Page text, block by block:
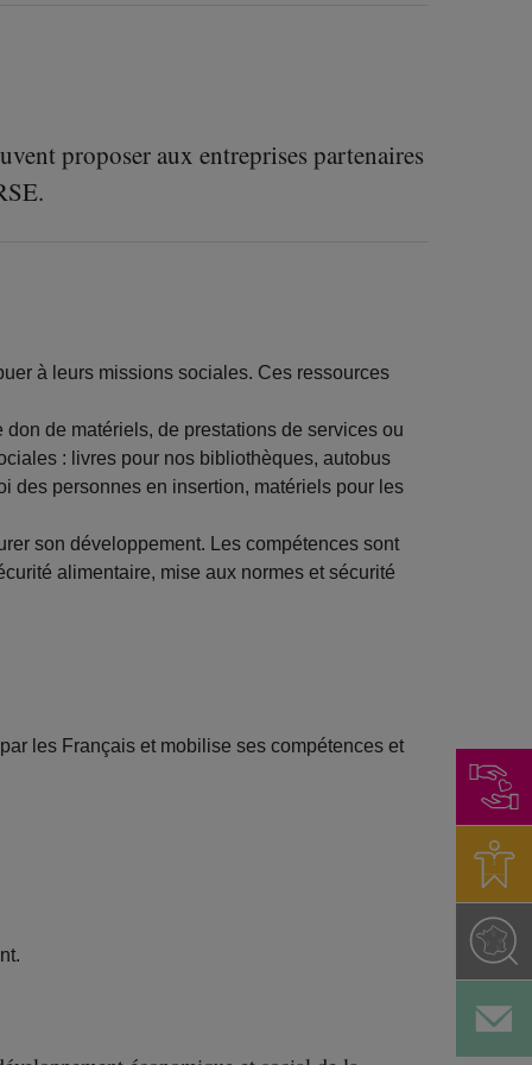
proposer aux entreprises partenaires
à leurs missions sociales. Ces ressources
de matériels, de prestations de services ou
: livres pour nos bibliothèques, autobus
des personnes en insertion, matériels pour les
son développement. Les compétences sont
alimentaire, mise aux normes et sécurité
les Français et mobilise ses compétences et